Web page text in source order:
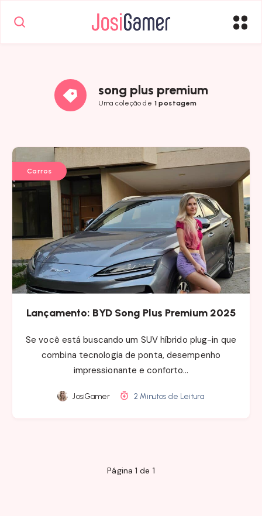
song plus premium
Uma coleção de 1 postagem
Carros
Lançamento: BYD Song Plus Premium 2025
Se você está buscando um SUV híbrido plug-in que
combina tecnologia de ponta, desempenho
impressionante e conforto…
JosiGamer 2 Minutos de Leitura
Página 1 de 1